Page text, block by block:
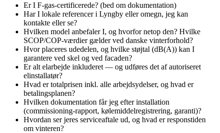
Er I F‑gas‑certificerede? (bed om dokumentation)
Har I lokale referencer i Lyngby eller omegn, jeg kan
kontakte eller se?
Hvilken model anbefaler I, og hvorfor netop den? Hvilke
SCOP/COP‑værdier gælder ved danske vinterforhold?
Hvor placeres udedelen, og hvilke støjtal (dB(A)) kan I
garantere ved skel og ved facaden?
Er alt elarbejde inkluderet — og udføres det af autoriseret
elinstallatør?
Hvad er totalprisen inkl. alle arbejdsydelser, og hvad er
betalingsplanen?
Hvilken dokumentation får jeg efter installation
(commissioning‑rapport, kølemiddelregistrering, garanti)?
Hvordan ser jeres serviceaftale ud, og hvad er responstiden
om vinteren?